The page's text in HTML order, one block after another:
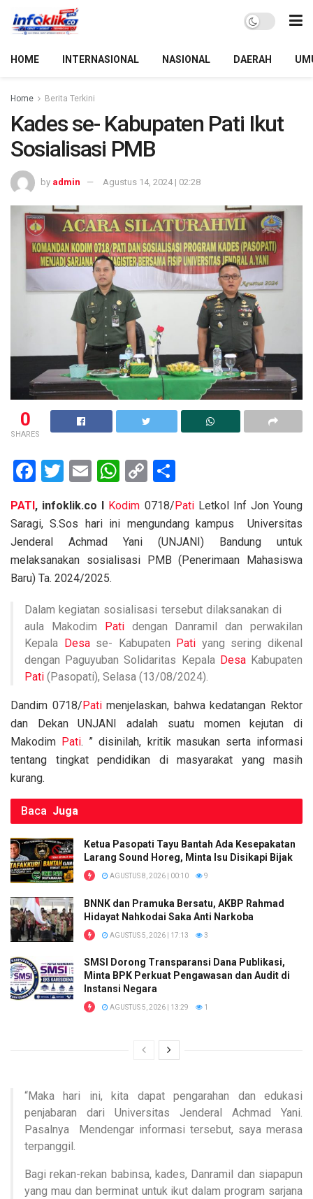
HOME INTERNASIONAL NASIONAL DAERAH
Home Berita Terkini
Kades se- Kabupaten Pati Ikut
Sosialisasi PMB
by admin Agustus 14, 2024 | 02:28
0
SHARES
F
ce
b
o
o
k
T
tt
er
E
ail
W
at
s
A
p
C
py
Li
n
ar
e
PATI , infoklik.co I Kodim 0718/ PatiLetkol Inf Jon Young
Saragi, S.Sos hari ini mengundang kampus Universitas
Jenderal Achmad Yani (UNJANI) Bandung untuk
melaksanakan sosialisasi PMB (Penerimaan Mahasiswa
Baru) Ta. 2024/2025.
Dalam kegiatan sosialisasi tersebut dilaksanakan di
aula Makodim
Patidengan Danramil dan perwakilan
Kepala
Desase- Kabupaten Pati yang sering dikenal
dengan Paguyuban Solidaritas Kepala DesaKabupaten
Pati (Pasopati), Selasa (13/08/2024).
Dandim 0718/ Patimenjelaskan, bahwa kedatangan Rektor
dan Dekan UNJANI adalah suatu momen kejutan di
Makodim Pati. ” disinilah, kritik masukan serta informasi
tentang tingkat pendidikan di masyarakat yang masih
kurang.
Baca Juga
Ketua Pasopati Tayu Bantah Ada Kesepakatan
Larang Sound Horeg, Minta Isu Disikapi Bijak
AGUSTUS 8, 2026 | 00:10 9
BNNK dan Pramuka Bersatu, AKBP Rahmad
Hidayat Nahkodai Saka Anti Narkoba
AGUSTUS 5, 2026 | 17:13 3
SMSI Dorong Transparansi Dana Publikasi,
Minta BPK Perkuat Pengawasan dan Audit di
Instansi Negara
AGUSTUS 5, 2026 | 13:29 1
“Maka hari ini, kita dapat pengarahan dan edukasi
penjabaran dari Universitas Jenderal Achmad Yani.
Pasalnya Mendengar informasi tersebut, saya merasa
terpanggil.
Bagi rekan-rekan babinsa, kades, Danramil dan siapapun
yang mau dan berminat untuk ikut dalam program sarjana